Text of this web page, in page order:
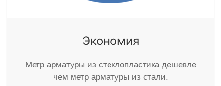
Экономия
Метр арматуры из стеклопластика дешевле
чем метр арматуры из стали.